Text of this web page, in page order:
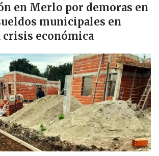
en Merlo por demoras en
municipales en
crisis económica